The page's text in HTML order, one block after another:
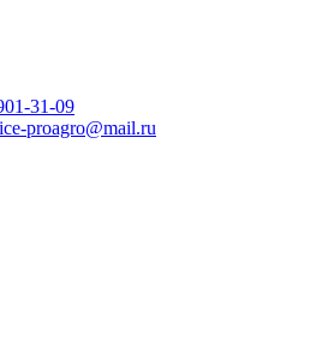
31-09
proagro@mail.ru